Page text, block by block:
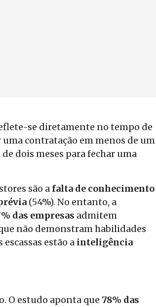
se diretamente no tempo de
uma contratação em menos de um
dois meses para fechar uma
são a falta de conhecimento
(54%). No entanto, a
das empresas admitem
não demonstram habilidades
estão a inteligência
O estudo aponta que 78% das